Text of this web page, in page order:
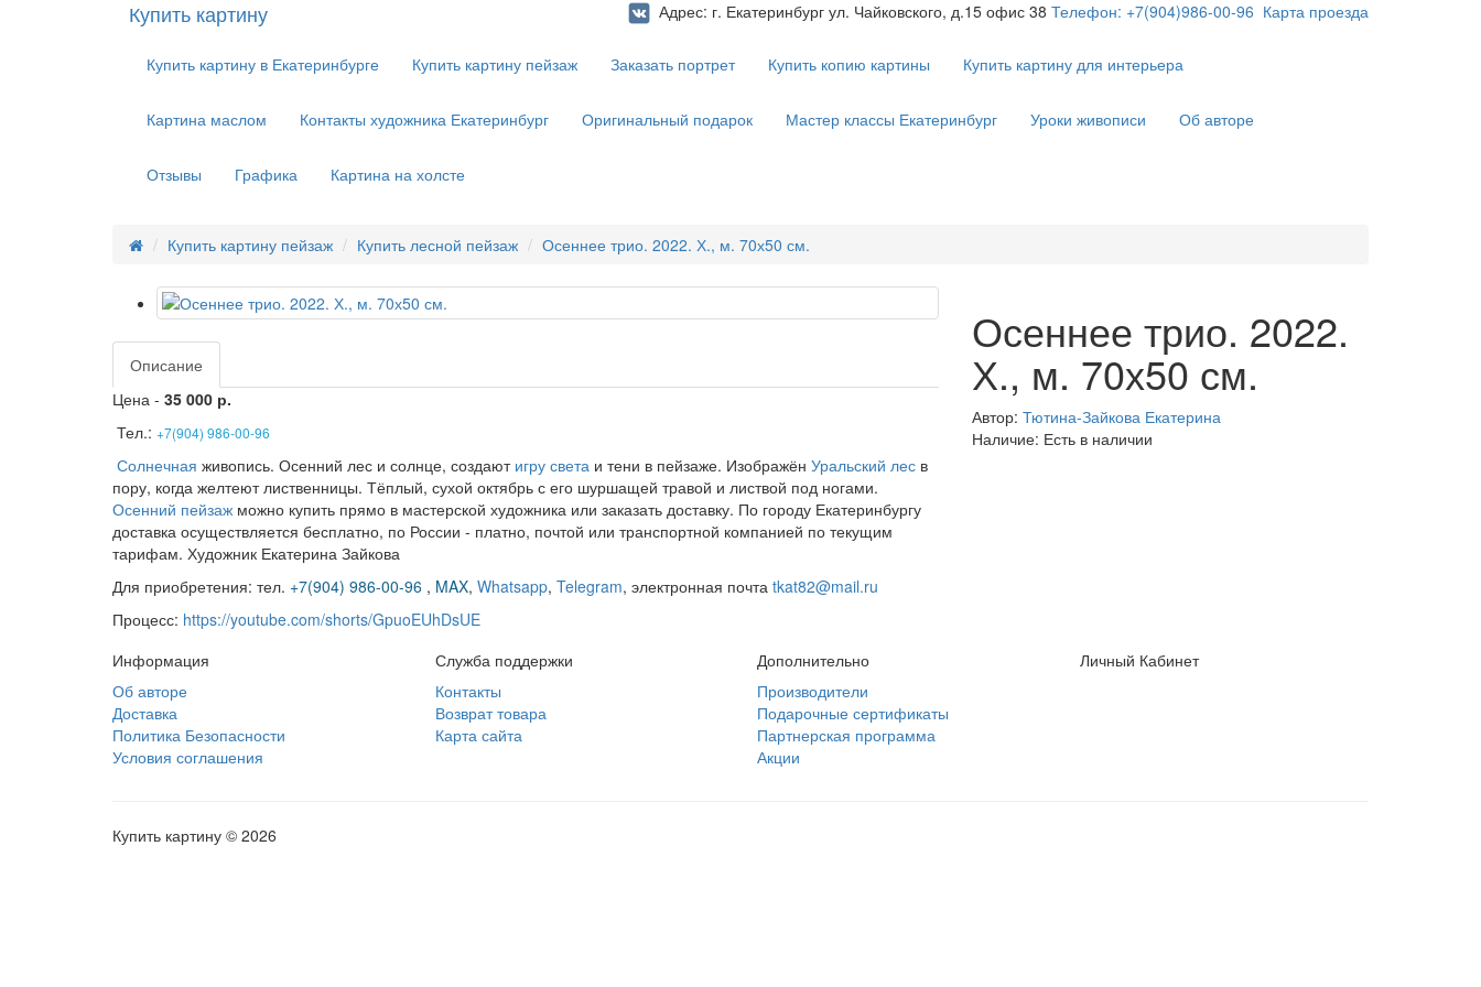
Купить картину Адрес: г. Екатеринбург ул. Чайковского, д.15 офис 38 Телефон: +7(904)986-00-96 Карта проезда
Купить картину в Екатеринбурге Купить картину пейзаж Заказать портрет Купить копию картины Купить картину для интерьера
Картина маслом Контакты художника Екатеринбург Оригинальный подарок Мастер классы Екатеринбург Уроки живописи Об авторе
Отзывы Графика Картина на холсте
Купить картину пейзаж Купить лесной пейзаж Осеннее трио. 2022. Х., м. 70х50 см.
Описание
Цена - 35 000 р.
Тел.: +7(904) 986-00-96
Солнечная живопись. Осенний лес и солнце, создаютигру света и тени в пейзаже. Изображён Уральский лес в
пору, когда желтеют лиственницы. Тёплый, сухой октябрь с его шуршащей травой и листвой под ногами.
Осенний пейзаж можно купить прямо в мастерской художника или заказать доставку. По городу Екатеринбургу
доставка осуществляется бесплатно, по России - платно, почтой или транспортной компанией по текущим
тарифам. Художник Екатерина Зайкова
Для приобретения: тел. +7(904) 986-00-96 , MAX, Whatsapp, Telegram, электронная почта tkat82@mail.ru
Процесс: https://youtube.com/shorts/GpuoEUhDsUE
Осеннее трио. 2022.
Х., м. 70х50 см.
Автор: Тютина-Зайкова Екатерина
Наличие: Есть в наличии
Информация
Об авторе
Доставка
Политика Безопасности
Условия соглашения
Служба поддержки
Контакты
Возврат товара
Карта сайта
Дополнительно
Производители
Подарочные сертификаты
Партнерская программа
Акции
Личный Кабинет
Купить картину © 2026